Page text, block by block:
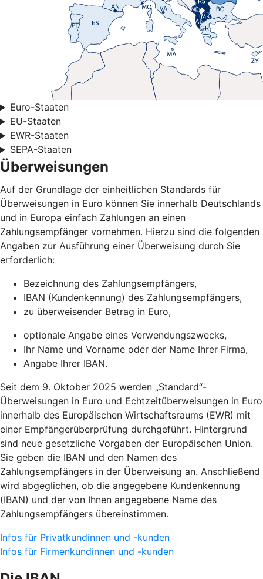
Euro-Staaten
EU-Staaten
EWR-Staaten
SEPA-Staaten
Überweisungen
Auf der Grundlage der einheitlichen Standards für
Überweisungen in Euro können Sie innerhalb Deutschlands
und in Europa einfach Zahlungen an einen
Zahlungsempfänger vornehmen. Hierzu sind die folgenden
Angaben zur Ausführung einer Überweisung durch Sie
erforderlich:
Bezeichnung des Zahlungsempfängers,
IBAN (Kundenkennung) des Zahlungsempfängers,
zu überweisender Betrag in Euro,
optionale Angabe eines Verwendungszwecks,
Ihr Name und Vorname oder der Name Ihrer Firma,
Angabe Ihrer IBAN.
Seit dem 9. Oktober 2025 werden „Standard“-
Überweisungen in Euro und Echtzeitüberweisungen in Euro
innerhalb des Europäischen Wirtschaftsraums (EWR) mit
einer Empfängerüberprüfung durchgeführt. Hintergrund
sind neue gesetzliche Vorgaben der Europäischen Union.
Sie geben die IBAN und den Namen des
Zahlungsempfängers in der Überweisung an. Anschließend
wird abgeglichen, ob die angegebene Kundenkennung
(IBAN) und der von Ihnen angegebene Name des
Zahlungsempfängers übereinstimmen.
Infos für Privatkundinnen und -kunden
Infos für Firmenkundinnen und -kunden